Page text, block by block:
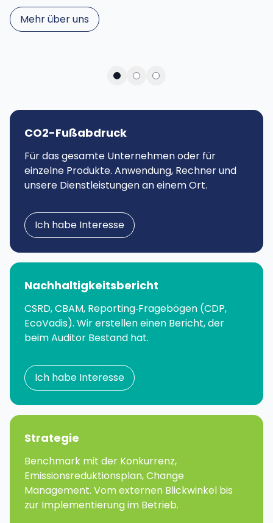
Mehr über uns
Ermitteln Sie Ihren CO₂-Fußabdruck sofort
und kostenlos!
CO2-Fußabdruck
Für das gesamte Unternehmen oder für
einzelne Produkte. Anwendung, Rechner und
unsere Dienstleistungen an einem Ort.
Ich habe Interesse
Nachhaltigkeitsbericht
CSRD, CBAM, Reporting‑Fragebögen (CDP,
EcoVadis). Wir erstellen einen Bericht, der
beim Auditor Bestand hat.
Ich habe Interesse
Strategie
Benchmark mit der Konkurrenz,
Emissionsreduktionsplan, Change
Management. Vom externen Blickwinkel bis
zur Implementierung im Betrieb.